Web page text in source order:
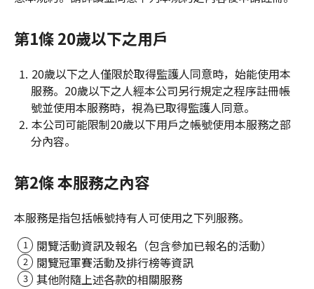
第1條 20歲以下之用戶
20歲以下之人僅限於取得監護人同意時，始能使用本
服務。20歲以下之人經本公司另行規定之程序註冊帳
號並使用本服務時，視為已取得監護人同意。
本公司可能限制20歲以下用戶之帳號使用本服務之部
分內容。
第2條 本服務之內容
本服務是指包括帳號持有人可使用之下列服務。
閱覽活動資訊及報名（包含參加已報名的活動）
閱覽冠軍賽活動及排行榜等資訊
其他附隨上述各款的相關服務